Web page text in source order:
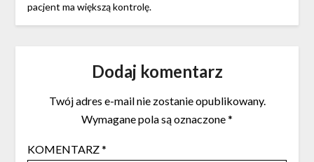
pacjent ma większą kontrolę.
Dodaj komentarz
Twój adres e-mail nie zostanie opublikowany.
Wymagane pola są oznaczone*
KOMENTARZ*